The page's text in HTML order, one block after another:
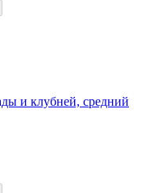
и клубней, средний